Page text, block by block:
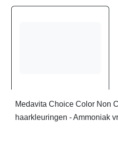
Medavita Choice Color Non
haarkleuringen - Ammoniak